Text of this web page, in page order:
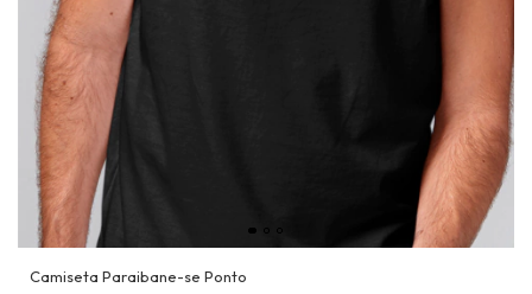
Camiseta Paraibane-se Ponto